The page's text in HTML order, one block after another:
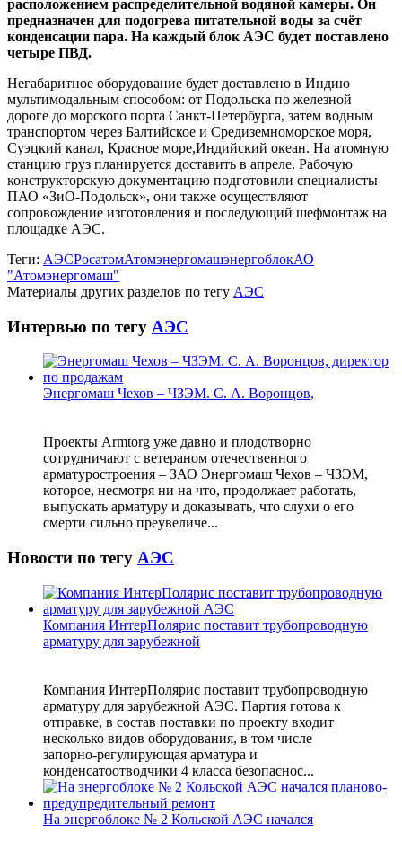
расположением распределительной водяной камеры. Он
предназначен для подогрева питательной воды за счёт
конденсации пара. На каждый блок АЭС будет поставлено
четыре ПВД.
Негабаритное оборудование будет доставлено в Индию
мультимодальным способом: от Подольска по железной
дороге до морского порта Санкт-Петербурга, затем водным
транспортом через Балтийское и Средиземноморское моря,
Суэцкий канал, Красное море,Индийский океан. На атомную
станцию груз планируется доставить в апреле. Рабочую
конструкторскую документацию подготовили специалисты
ПАО «ЗиО-Подольск», они также осуществляют
сопровождение изготовления и последующий шефмонтаж на
площадке АЭС.
Теги: АЭСРосатомАтомэнергомашэнергоблокАО
"Атомэнергомаш"
Материалы других разделов по тегу АЭС
Интервью по тегу АЭС
Энергомаш Чехов – ЧЗЭМ. С. А. Воронцов,
Проекты Armtorg уже давно и плодотворно
сотрудничают с ветераном отечественного
арматуростроения – ЗАО Энергомаш Чехов – ЧЗЭМ,
которое, несмотря ни на что, продолжает работать,
выпускать арматуру и доказывать, что слухи о его
смерти сильно преувеличе...
Новости по тегу АЭС
Компания ИнтерПолярис поставит трубопроводную
арматуру для зарубежной
Компания ИнтерПолярис поставит трубопроводную
арматуру для зарубежной АЭС. Партия готова к
отправке, в состав поставки по проекту входит
несколько видов оборудования, в том числе
запорно‑регулирующая арматура и
конденсатоотводчики 4 класса безопаснос...
На энергоблоке № 2 Кольской АЭС начался